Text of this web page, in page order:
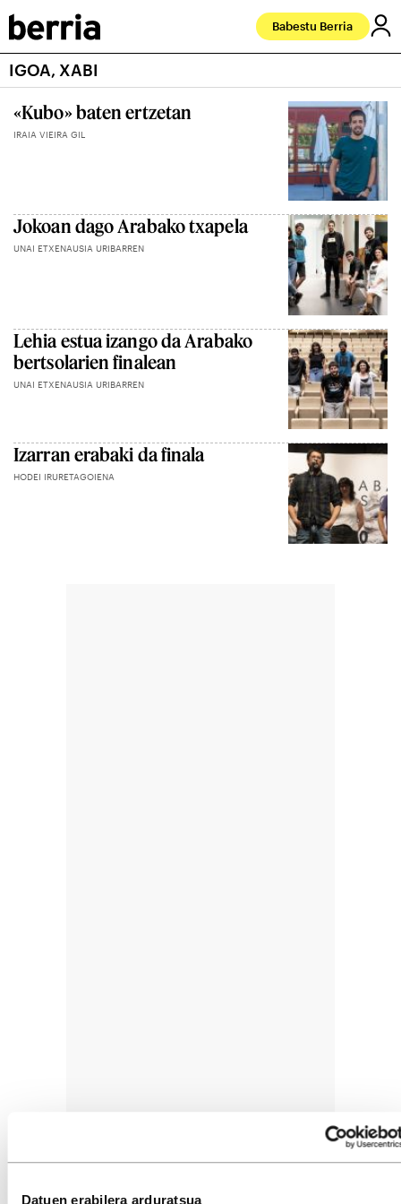
Datuen erabilera arduratsua
Babestu Berria
IGOA, XABI
«Kubo» baten ertzetan
IRAIA VIEIRA GIL
Jokoan dago Arabako txapela
UNAI ETXENAUSIA URIBARREN
Lehia estua izango da Arabako
bertsolarien finalean
UNAI ETXENAUSIA URIBARREN
Izarran erabaki da finala
HODEI IRURETAGOIENA